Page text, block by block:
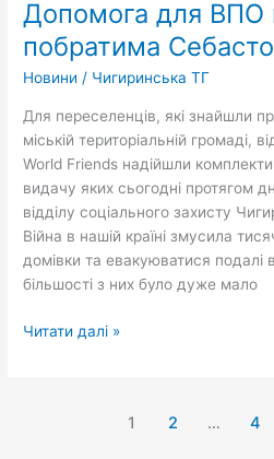
Допомога для ВПО
побратима
Новини / Чигиринська ТГ
Для переселенців, які знайшли
міській територіальній громаді,
World Friends надійшли комплекти
видачу яких сьогодні протягом
відділу соціального захисту
Війна в нашій країні змусила
домівки та евакуюватися подалі
більшості з них було дуже мало
ВПО
від
міста-
побратима
(США)
Читати далі »
1 2 … 4